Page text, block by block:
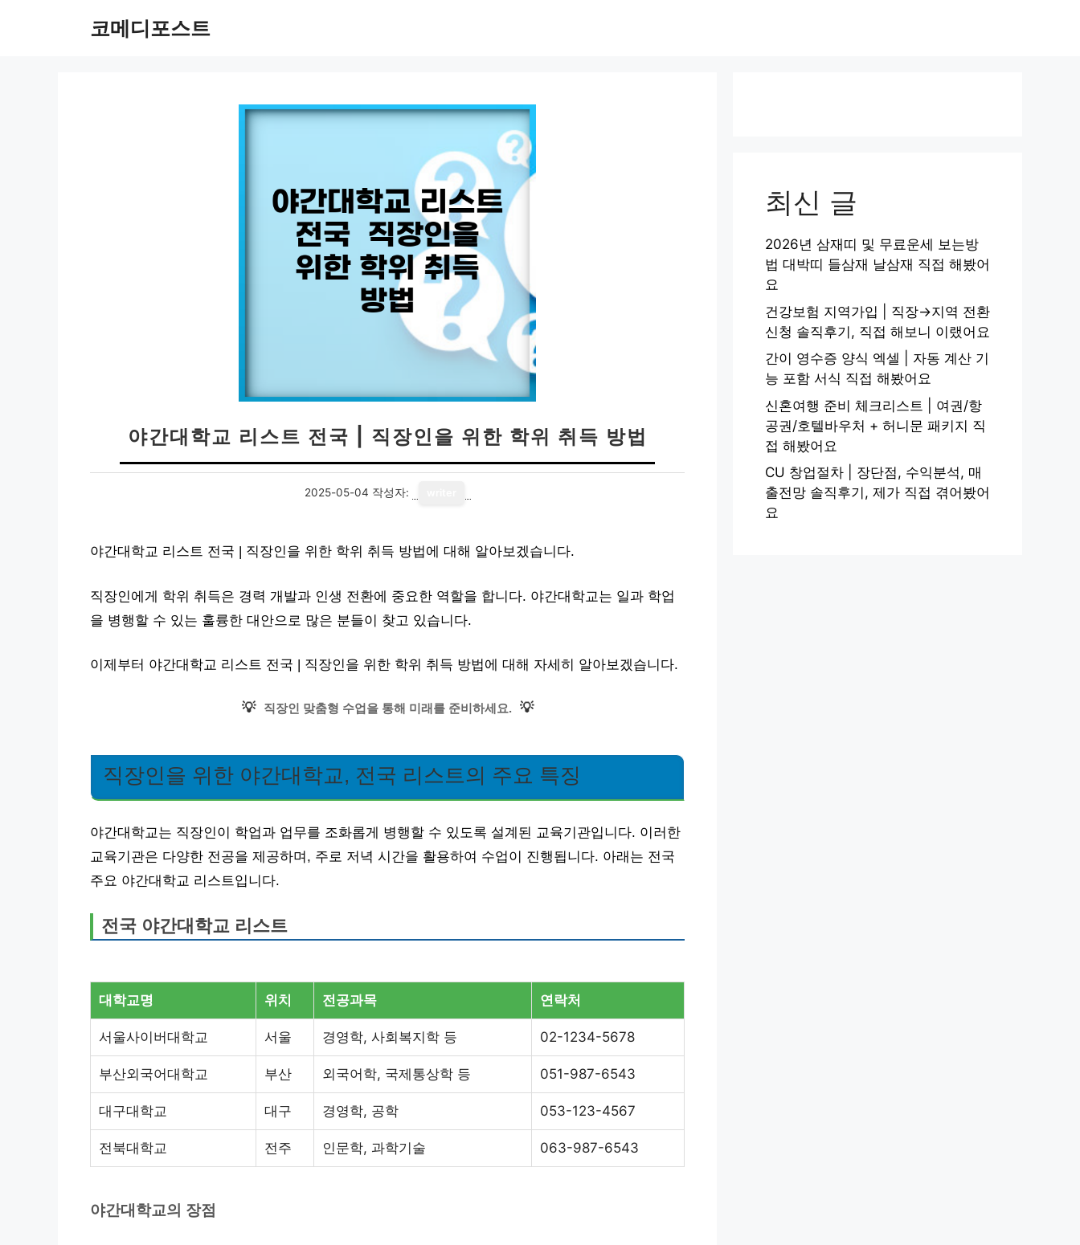
코메디포스트
야간대학교 리스트 전국 | 직장인을 위한 학위 취득 방법
2025-05-04 작성자:
야간대학교 리스트 전국 | 직장인을 위한 학위 취득 방법에 대해 알아보겠습니다.
직장인에게 학위 취득은 경력 개발과 인생 전환에 중요한 역할을 합니다. 야간대학교는 일과 학업
을 병행할 수 있는 훌륭한 대안으로 많은 분들이 찾고 있습니다.
이제부터 야간대학교 리스트 전국 | 직장인을 위한 학위 취득 방법에 대해 자세히 알아보겠습니다.
💡 직장인 맞춤형 수업을 통해 미래를 준비하세요. 💡
직장인을 위한 야간대학교, 전국 리스트의 주요 특징
야간대학교는 직장인이 학업과 업무를 조화롭게 병행할 수 있도록 설계된 교육기관입니다. 이러한
교육기관은 다양한 전공을 제공하며, 주로 저녁 시간을 활용하여 수업이 진행됩니다. 아래는 전국
주요 야간대학교 리스트입니다.
전국 야간대학교 리스트
대학교명 위치 전공과목 연락처
서울사이버대학교 서울 경영학, 사회복지학 등 02-1234-5678
부산외국어대학교 부산 외국어학, 국제통상학 등 051-987-6543
대구대학교 대구 경영학, 공학 053-123-4567
전북대학교 전주 인문학, 과학기술 063-987-6543
야간대학교의 장점
최신 글
2026년 삼재띠 및 무료운세 보는방
법 대박띠 들삼재 날삼재 직접 해봤어
요
건강보험 지역가입 | 직장→지역 전환
신청 솔직후기, 직접 해보니 이랬어요
간이 영수증 양식 엑셀 | 자동 계산 기
능 포함 서식 직접 해봤어요
신혼여행 준비 체크리스트 | 여권/항
공권/호텔바우처 + 허니문 패키지 직
접 해봤어요
CU 창업절차 | 장단점, 수익분석, 매
출전망 솔직후기, 제가 직접 겪어봤어
요